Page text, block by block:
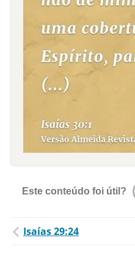
Este conteúdo foi útil?
Isaías 29:24